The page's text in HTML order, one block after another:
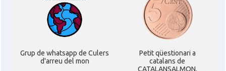
CAMON Catalans a SAN FRANCISCO
CAMON Catalans a Sarasota, Florida, USA
Grup de whatsapp de Culers
d'arreu del mon
Petit qüestionari a
catalans de
CATALANSALMON.